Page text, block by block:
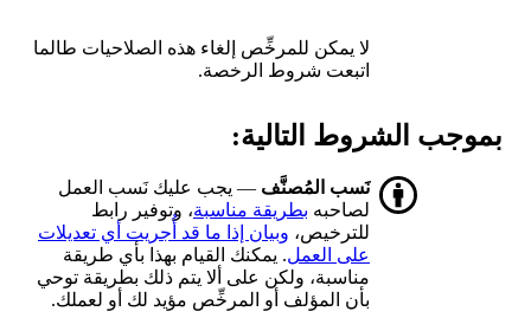
لا يمكن للمرخِّص إلغاء هذه الصلاحيات طالما
اتبعت شروط الرخصة.
بموجب الشروط التالية:
نَسب المُصنَّف — يجب عليك نَسب العمل
لصاحبه بطريقة مناسبة، وتوفير رابط
للترخيص، وبيان إذا ما قد أُجريت أي تعديلات
على العمل. يمكنك القيام بهذا بأي طريقة
مناسبة، ولكن على ألا يتم ذلك بطريقة توحي
بأن المؤلف أو المرخِّص مؤيد لك أو لعملك.